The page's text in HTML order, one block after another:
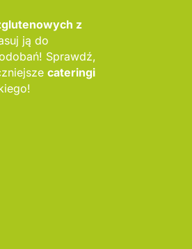
z
ją do
Sprawdź,
cateringi